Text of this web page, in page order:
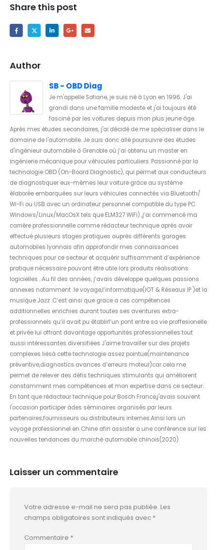
Share this post
Author
SB - OBD Diag
Je m'appelle Sofiane, je suis né à Lyon en 1996. J'ai
grandi dans une famille modeste et j'ai toujours été
fasciné par les voitures depuis mon plus jeune âge.
Après mes études secondaires, j'ai décidé de me spécialiser dans le
domaine de l'automobile. Je suis donc allé poursuivre des études
d'ingénieur automobile à Grenoble où j’ai obtenu un master en
ingénierie mécanique pour véhicules particuliers. Passionné par la
technologie OBD (On-Board Diagnostic), qui permet aux conducteurs
de diagnostiquer eux-mêmes leur voiture grâce au système
élaborée embarquées sur leurs véhicules connectés via Bluetooth/
Wi-Fi ou USB avec un ordinateur personnel compatible du type PC
Windows/Linux/MacOsX tels que ELM327 WiFi) ,j’ai commencé ma
carrière professionnelle comme rédacteur technique après avoir
effectué plusieurs stages pratiques auprès différents garages
automobiles lyonnais afin approfondir mes connaissances
techniques pour ce secteur et acquérir suffisamment d’expérience
pratique nécessaire pouvant être utile lors produits réalisations
logicielles . Au fil des années, j’avais développe quelques passions
annexes notamment :le voyage,l’informatique(IOT & Réseaux IP )et la
musique Jazz .C’est ainsi que grace a ces compétences
additionnelles enrichies durant toutes ses aventures extra-
professionnels qu’il avait pu établirl’un pont entre sa vie proffesionelle
et privée lui offrant davantage opportunités professionnelles tout
aussi intéressantes diversifiées J'aime travailler sur des projets
complexes liësà cette technologie assez pointue(maintenance
préventive,diagnostics avances d’erreurs moteur)car cela me
permet de relever des défis techniques stimulants qui améliorent
constamment mes compétences et mon expertise dans ce secteur.
En tant que rédacteur technique pour Bosch France,j'avais souvent
l'occasion participer àdes séminaires organisés par leurs
partenaires,fournisseurs ou distributeurs internes.Ainsi lors un
voyage professionnel en Chine afin assister a une conférence sur les
nouvelles tendances du marché automobile chinois(2020)
Laisser un commentaire
Votre adresse e-mail ne sera pas publiée. Les
champs obligatoires sont indiqués avec *
Commentaire *